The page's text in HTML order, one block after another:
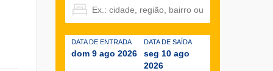
DATA DE ENTRADA
dom 9 ago 2026
DATA DE SAÍDA
seg 10 ago
2026